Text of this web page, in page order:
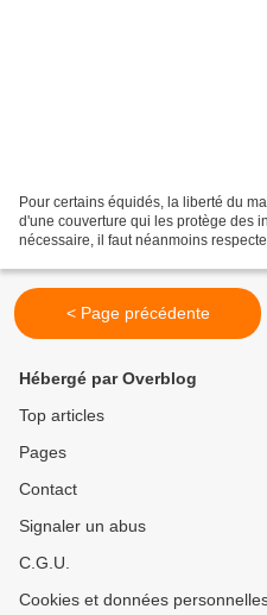
Pour certains équidés, la liberté du
d'une couverture qui les protège des
nécessaire, il faut néanmoins
< Page précédente
Hébergé par Overblog
Top articles
Pages
Contact
Signaler un abus
C.G.U.
Cookies et données